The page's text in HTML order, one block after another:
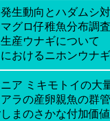
生動向とハダムシ
グロ仔稚魚分布調
生産ウナギについて
おけるニホンウナ
ア ミキモトイの大
ラの産卵親魚の群
まのさかな付加価